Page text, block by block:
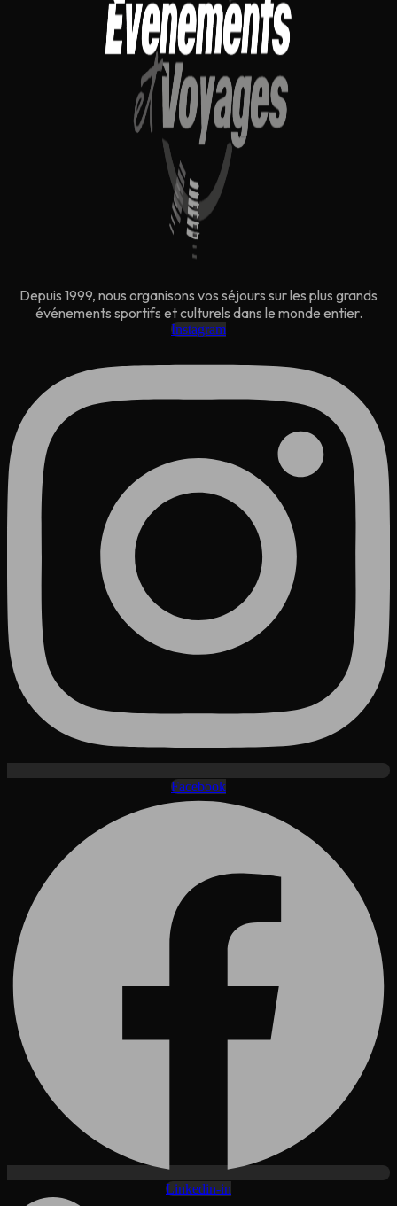
Depuis 1999, nous organisons vos séjours sur les plus grands
événements sportifs et culturels dans le monde entier.
Instagram
Facebook
Linkedin-in